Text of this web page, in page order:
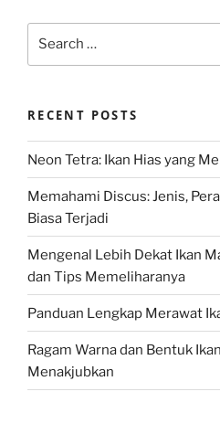
RECENT POSTS
Neon Tetra: Ikan Hias yang
Memahami Discus: Jenis,
Biasa Terjadi
Mengenal Lebih Dekat Ikan
dan Tips Memeliharanya
Panduan Lengkap Merawat
Ragam Warna dan Bentuk
Menakjubkan